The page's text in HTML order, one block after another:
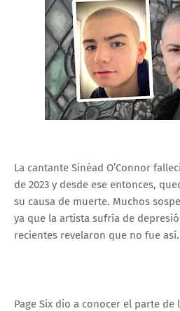
La cantante Sinéad O’Connor
de 2023 y desde ese entonces,
su causa de muerte. Muchos
ya que la artista sufría de
recientes revelaron que no fue así.
Page Six dio a conocer el parte